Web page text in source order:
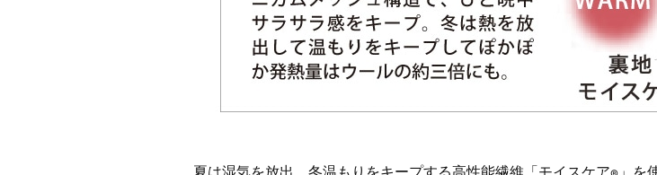
夏は湿気を放出、冬温もりをキープする高性能繊維「モイスケア 」を